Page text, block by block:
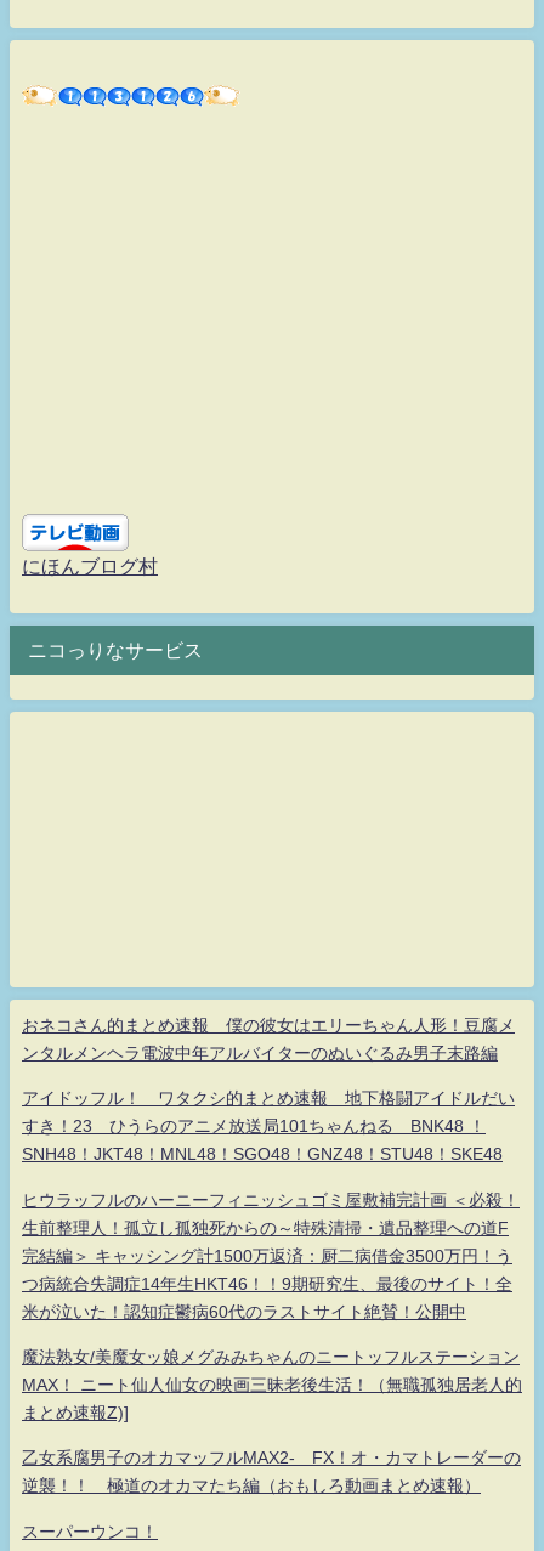
にほんブログ村
ニコっりなサービス
おネコさん的まとめ速報 僕の彼女はエリーちゃん人形！豆腐メ
ンタルメンヘラ電波中年アルバイターのぬいぐるみ男子末路編
アイドッフル！ ワタクシ的まとめ速報 地下格闘アイドルだい
すき！23 ひうらのアニメ放送局101ちゃんねる BNK48 ！
SNH48！JKT48！MNL48！SGO48！GNZ48！STU48！SKE48
ヒウラッフルのハーニーフィニッシュゴミ屋敷補完計画 ＜必殺！
生前整理人！孤立し孤独死からの～特殊清掃・遺品整理への道F
完結編＞ キャッシング計1500万返済：厨二病借金3500万円！う
つ病統合失調症14年生HKT46！！9期研究生、最後のサイト！全
米が泣いた！認知症鬱病60代のラストサイト絶賛！公開中
魔法熟女/美魔女ッ娘メグみみちゃんのニートッフルステーション
MAX！ ニート仙人仙女の映画三昧老後生活！（無職孤独居老人的
まとめ速報Z)]
乙女系腐男子のオカマッフルMAX2- FX！オ・カマトレーダーの
逆襲！！ 極道のオカマたち編（おもしろ動画まとめ速報）
スーパーウンコ！